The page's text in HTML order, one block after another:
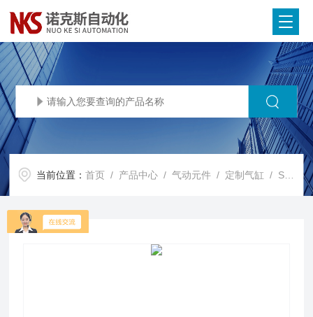
当前位置：首页 / 产品中心 /气动元件 / 定制气缸 / SPC/080182诺冠NORGREN定制气缸